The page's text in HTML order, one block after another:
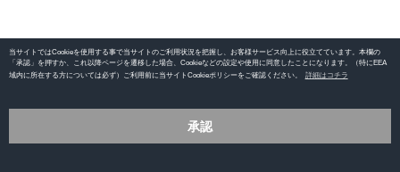
当サイトではCookieを使用する事で当サイトのご利用状況を把握し、お客様サービス向上に役立てています。本欄の
「承認」を押すか、これ以降ページを遷移した場合、Cookieなどの設定や使用に同意したことになります。（特にEEA
域内に所在する方については必ず）ご利用前に当サイトCookieポリシーをご確認ください。
詳細はコチラ
承認